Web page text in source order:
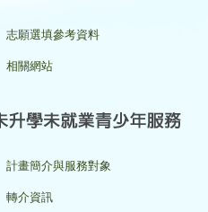
志願選填參考資料
相關網站
計畫簡介與服務對象
轉介資訊